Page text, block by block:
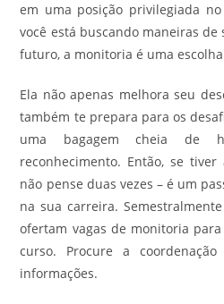
em uma posição privilegiada
você está buscando maneiras
futuro, a monitoria é uma
Ela não apenas melhora seu
também te prepara para os
uma bagagem cheia de
reconhecimento. Então, se
não pense duas vezes – é um
na sua carreira.
ofertam vagas de monitoria
curso. Procure a
informações.